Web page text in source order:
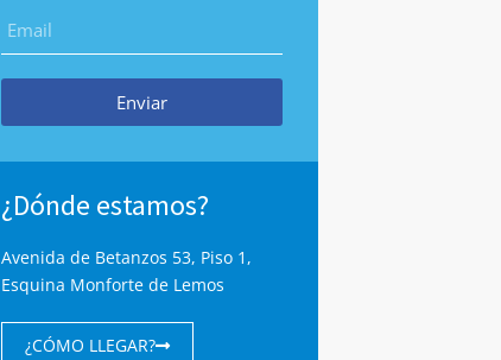
Enviar
¿Dónde estamos?
Avenida de Betanzos 53, Piso 1,
Esquina Monforte de Lemos
¿CÓMO LLEGAR?